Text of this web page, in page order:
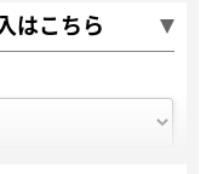
はこちら